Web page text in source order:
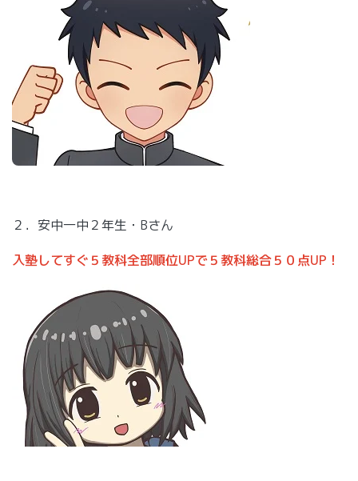
２．安中一中２年生・Bさん
入塾してすぐ５教科全部順位UPで５教科総合５０点UP！